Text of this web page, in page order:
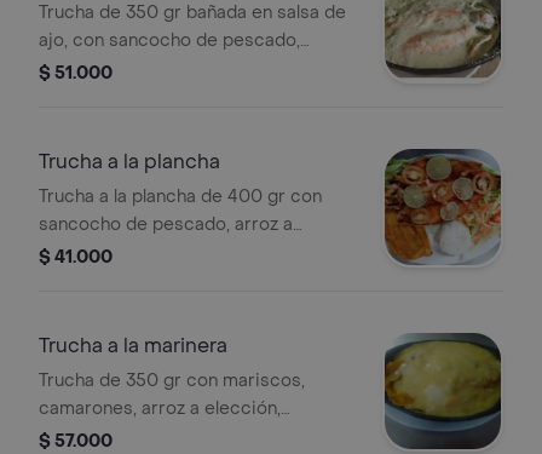
Trucha de 350 gr bañada en salsa de
ajo, con sancocho de pescado,
patacón, ensalada y arroz a elección.
$ 51.000
Trucha a la plancha
Trucha a la plancha de 400 gr con
sancocho de pescado, arroz a
elección, ensalada y patacón.
$ 41.000
Trucha a la marinera
Trucha de 350 gr con mariscos,
camarones, arroz a elección,
ensalada y patacón.
$ 57.000